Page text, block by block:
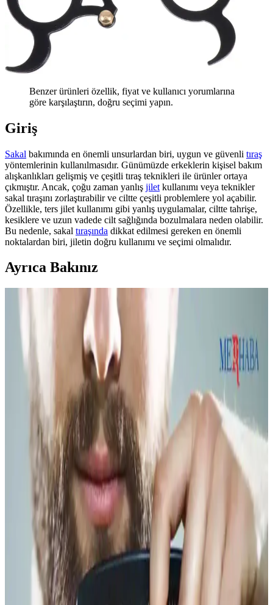
Benzer ürünleri özellik, fiyat ve kullanıcı yorumlarına
göre karşılaştırın, doğru seçimi yapın.
Giriş
Sakal bakımında en önemli unsurlardan biri, uygun ve güvenli tıraş
yöntemlerinin kullanılmasıdır. Günümüzde erkeklerin kişisel bakım
alışkanlıkları gelişmiş ve çeşitli tıraş teknikleri ile ürünler ortaya
çıkmıştır. Ancak, çoğu zaman yanlış jilet kullanımı veya teknikler
sakal tıraşını zorlaştırabilir ve ciltte çeşitli problemlere yol açabilir.
Özellikle, ters jilet kullanımı gibi yanlış uygulamalar, ciltte tahrişe,
kesiklere ve uzun vadede cilt sağlığında bozulmalara neden olabilir.
Bu nedenle, sakal tıraşında dikkat edilmesi gereken en önemli
noktalardan biri, jiletin doğru kullanımı ve seçimi olmalıdır.
Ayrıca Bakınız
Sakallı Kullanıcılar İçin Yüz Maskeleri: Uyum
Sağlama Yöntemleri ve Dikkat Edilmesi Gerekenler
Sakallı bireylerde yüz maskelerinin etkinliği sakal nedeniyle
azalabilir. Maskenin alt kısmını kesmek, sakalı nemlendirmek ve
silikon tutucular kullanmak gibi yöntemler maskenin cilde daha iyi
oturmasını sağlar ve kullanım konforunu artırır.
BIC Metal Tıraş Bıçağı 5'li Paket Güçlü ve
Dayanıklı Tasarımıyla Günlük Bakım İçin Uygun
BIC Metal Tıraş Bıçağı, dayanıklı yapısı ve keskinliğiyle sert
sakallara uygun, pratik kullanımı ve hijyenik temizliğiyle öne çıkan
etkili bir tıraş çözümüdür.
Köse Sakal Modelleri ve Dijital Sağlık
Teknolojilerinin Kişisel Bakıma Etkisi
Köse sakal modelleri hakkında sınırlı bilgi bulunurken, dijital sağlık
ve yapay zeka teknolojileri kişisel bakımda yenilikler sunuyor.
Memed ve Google Gemini gibi çözümler bakım rutinlerini
dijitalleştiriyor.
Luis Bien Sakal Serumu Hakkında Mevcut Bilgi ve
Arama Sonuçlarının Detaylı Analizi